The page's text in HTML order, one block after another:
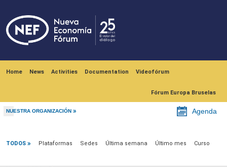
Home News Activities Documentation Videofórum
Fórum Europa Bruselas
NUESTRA ORGANIZACIÓN Agenda
TODOS Plataformas Sedes Última semana Último mes Curso